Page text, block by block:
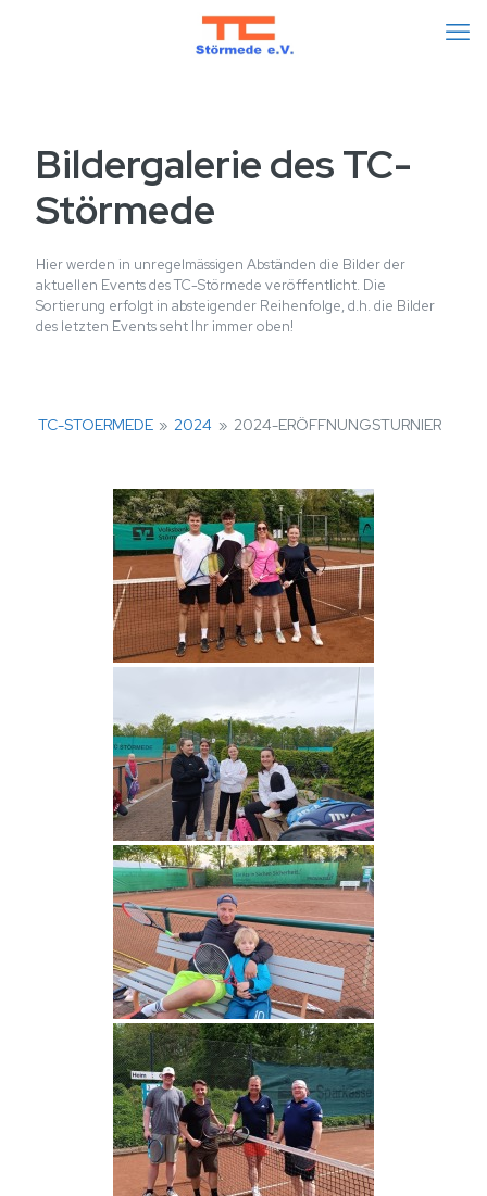
Bildergalerie des TC-
Störmede
Hier werden in unregelmässigen Abständen die Bilder der
aktuellen Events des TC-Störmede veröffentlicht. Die
Sortierung erfolgt in absteigender Reihenfolge, d.h. die Bilder
des letzten Events seht Ihr immer oben!
TC-STOERMEDE » 2024 » 2024-ERÖFFNUNGSTURNIER